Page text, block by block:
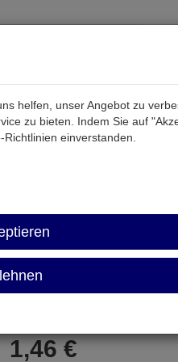
Strom Tab &
LA7833
1,46 €
helfen, unser Angebot zu
zu bieten. Indem Sie auf
einverstanden.